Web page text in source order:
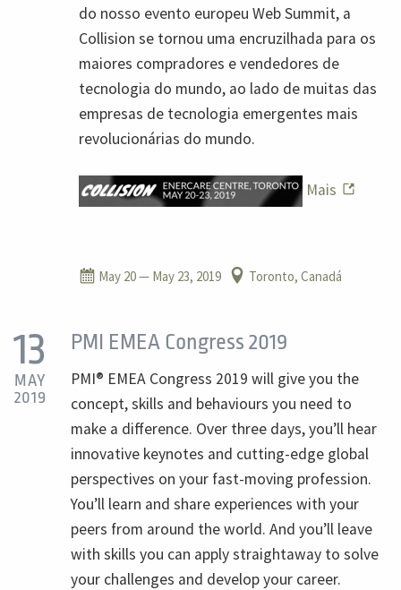
do nosso evento europeu Web Summit, a
Collision se tornou uma encruzilhada para os
maiores compradores e vendedores de
tecnologia do mundo, ao lado de muitas das
empresas de tecnologia emergentes mais
revolucionárias do mundo.
Mais
May 20— May 23, 2019 Toronto, Canadá
13
MAY
2019
PMI EMEA Congress 2019
PMI® EMEA Congress 2019 will give you the
concept, skills and behaviours you need to
make a difference. Over three days, you’ll hear
innovative keynotes and cutting-edge global
perspectives on your fast-moving profession.
You’ll learn and share experiences with your
peers from around the world. And you’ll leave
with skills you can apply straightaway to solve
your challenges and develop your career.